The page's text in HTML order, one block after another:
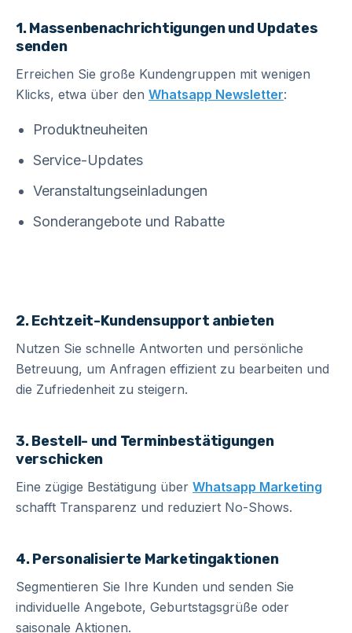
1. Massenbenachrichtigungen und Updates
senden
Erreichen Sie große Kundengruppen mit wenigen
Klicks, etwa über den Whatsapp Newsletter:
Produktneuheiten
Service-Updates
Veranstaltungseinladungen
Sonderangebote und Rabatte
2. Echtzeit-Kundensupport anbieten
Nutzen Sie schnelle Antworten und persönliche
Betreuung, um Anfragen effizient zu bearbeiten und
die Zufriedenheit zu steigern.
3. Bestell- und Terminbestätigungen
verschicken
Eine zügige Bestätigung über Whatsapp Marketing
schafft Transparenz und reduziert No-Shows.
4. Personalisierte Marketingaktionen
Segmentieren Sie Ihre Kunden und senden Sie
individuelle Angebote, Geburtstagsgrüße oder
saisonale Aktionen.